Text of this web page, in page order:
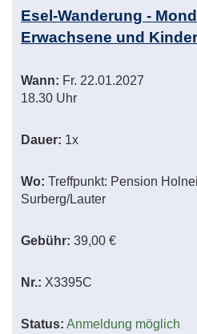
Esel-Wanderung -
Erwachsene und
Wann: Fr. 22.01.2027
18.30 Uhr
Dauer: 1x
Wo: Treffpunkt: Pension
Surberg/Lauter
Gebühr: 39,00 €
Nr.: X3395C
Status: Anmeldung möglich